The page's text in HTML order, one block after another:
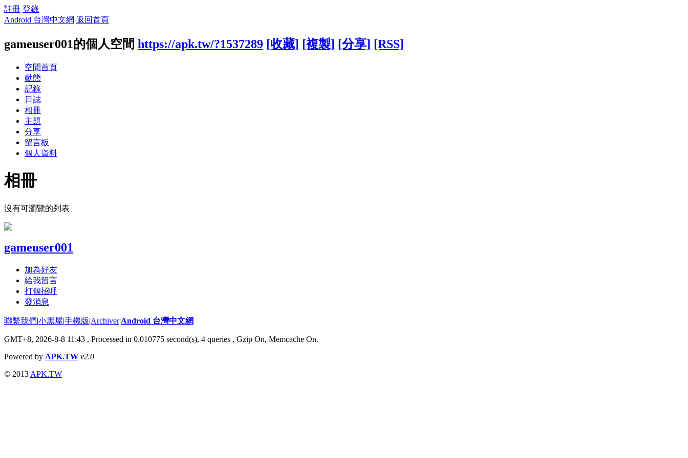
註冊 登錄
Android 台灣中文網 返回首頁
gameuser001的個人空間 https://apk.tw/?1537289 [收藏] [複製] [分享] [RSS]
空間首頁
動態
記錄
日誌
相冊
主題
分享
留言板
個人資料
相冊
沒有可瀏覽的列表
gameuser001
加為好友
給我留言
打個招呼
發消息
聯繫我們|小黑屋|手機版|Archiver|Android 台灣中文網
GMT+8, 2026-8-8 11:43 , Processed in 0.010775 second(s), 4 queries , Gzip On, Memcache On.
Powered by APK.TW v2.0
© 2013 APK.TW